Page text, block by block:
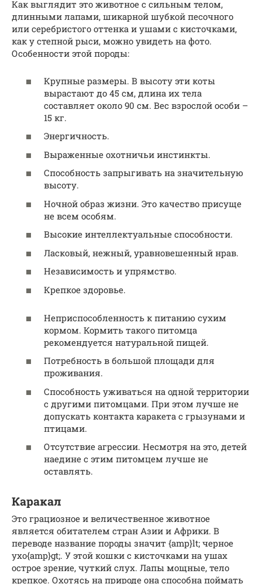
Как выглядит это животное с сильным телом,
длинными лапами, шикарной шубкой песочного
или серебристого оттенка и ушами с кисточками,
как у степной рыси, можно увидеть на фото.
Особенности этой породы:
Крупные размеры. В высоту эти коты
вырастают до 45 см, длина их тела
составляет около 90 см. Вес взрослой особи –
15 кг.
Энергичность.
Выраженные охотничьи инстинкты.
Способность запрыгивать на значительную
высоту.
Ночной образ жизни. Это качество присуще
не всем особям.
Высокие интеллектуальные способности.
Ласковый, нежный, уравновешенный нрав.
Независимость и упрямство.
Крепкое здоровье.
Неприспособленность к питанию сухим
кормом. Кормить такого питомца
рекомендуется натуральной пищей.
Потребность в большой площади для
проживания.
Способность уживаться на одной территории
с другими питомцами. При этом лучше не
допускать контакта каракета с грызунами и
птицами.
Отсутствие агрессии. Несмотря на это, детей
наедине с этим питомцем лучше не
оставлять.
Каракал
Это грациозное и величественное животное
является обитателем стран Азии и Африки. В
переводе название породы значит {amp}lt; черное
ухо{amp}gt;. У этой кошки с кисточками на ушах
острое зрение, чуткий слух. Лапы мощные, тело
крепкое. Охотясь на природе она способна поймать